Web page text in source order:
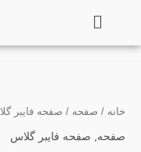
محتوا
خانه / صفحه / صفحه فایبر
صفحه صفحه فایبر گلاس